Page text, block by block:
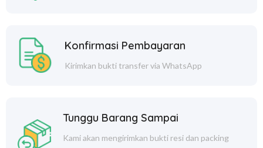
Konfirmasi Pembayaran
Kirimkan bukti transfer via WhatsApp
Tunggu Barang Sampai
Kami akan mengirimkan bukti resi dan packing